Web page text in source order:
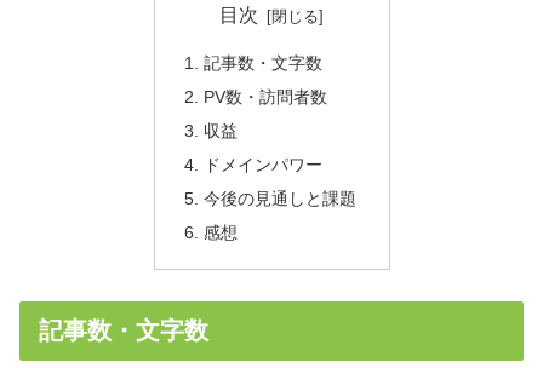
目次
記事数・文字数
PV数・訪問者数
収益
ドメインパワー
今後の見通しと課題
感想
記事数・文字数